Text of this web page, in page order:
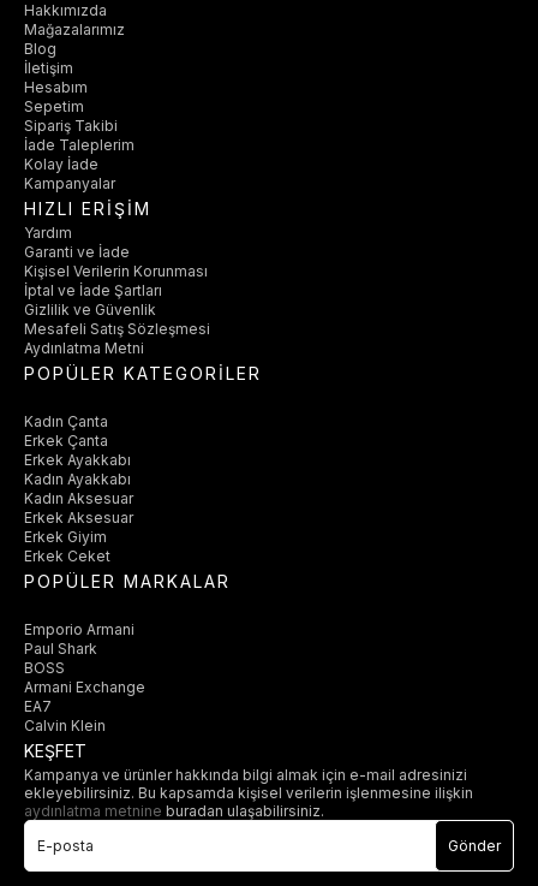
Hakkımızda
Mağazalarımız
Blog
İletişim
Hesabım
Sepetim
Sipariş Takibi
İade Taleplerim
Kolay İade
Kampanyalar
HIZLI ERİŞİM
Yardım
Garanti ve İade
Kişisel Verilerin Korunması
İptal ve İade Şartları
Gizlilik ve Güvenlik
Mesafeli Satış Sözleşmesi
Aydınlatma Metni
POPÜLER KATEGORİLER
Kadın Çanta
Erkek Çanta
Erkek Ayakkabı
Kadın Ayakkabı
Kadın Aksesuar
Erkek Aksesuar
Erkek Giyim
Erkek Ceket
POPÜLER MARKALAR
Emporio Armani
Paul Shark
BOSS
Armani Exchange
EA7
Calvin Klein
KEŞFET
Kampanya ve ürünler hakkında bilgi almak için e-mail adresinizi
ekleyebilirsiniz. Bu kapsamda kişisel verilerin işlenmesine ilişkin
aydınlatma metnine buradan ulaşabilirsiniz.
Gönder